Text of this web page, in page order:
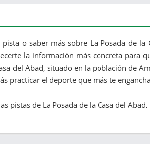
pista o saber más sobre La Posada de
la información más concreta para
del Abad, situado en la población de
practicar el deporte que más te
pistas de La Posada de la Casa del